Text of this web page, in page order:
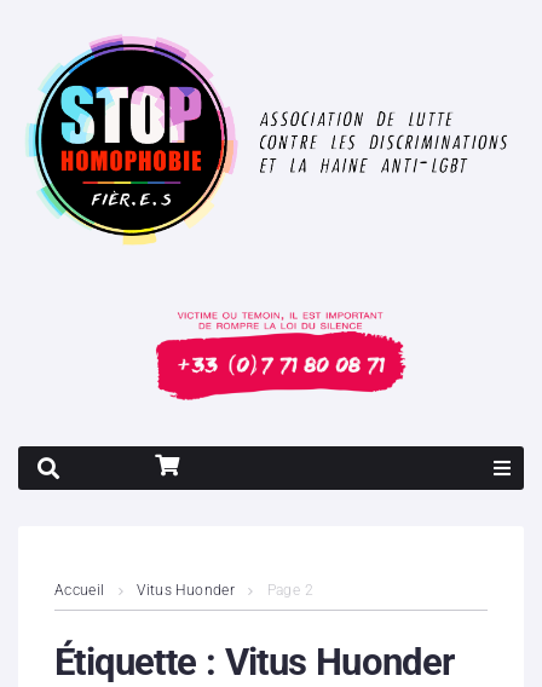
Contenus litigieux
Accueil Vitus Huonder Page 2
Étiquette : Vitus Huonder